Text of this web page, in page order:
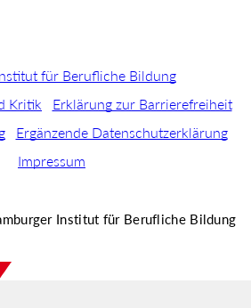
für Berufliche Bildung
Kritik
Erklärung zur Barrierefreiheit
Ergänzende Datenschutzerklärung
Impressum
Institut für Berufliche Bildung